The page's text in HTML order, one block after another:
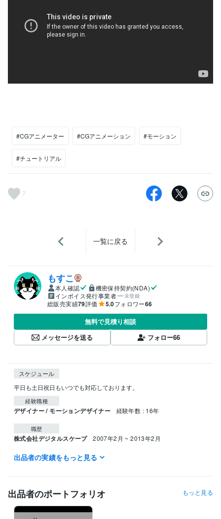
#CGアニメーター #CGアニメーション #モーション
#チュートリアル
7
一覧に戻る
もすこ
本人確認
機密保持契約(NDA)
インボイス発行事業者
未登録
総販売実績79評価 5.0フォロワー66
無料で見積り相談
メッセージを送る
フォロー66
スケジュール
平日も土日祝日もいつでも対応しております。
経験職種
デザイナー / モーションデザイナー 経験年数 : 16年
職歴
株式会社デジタルスケープ 2007年2月 ~ 2013年2月
ビジネス・クリエイティブツール
Adobe Photoshop:8年
得意分野
動画編集・映像制作
ゲーム、アニメ、映像
出品者の実績をもっと見る
出品者のポートフォリオ もっと見る